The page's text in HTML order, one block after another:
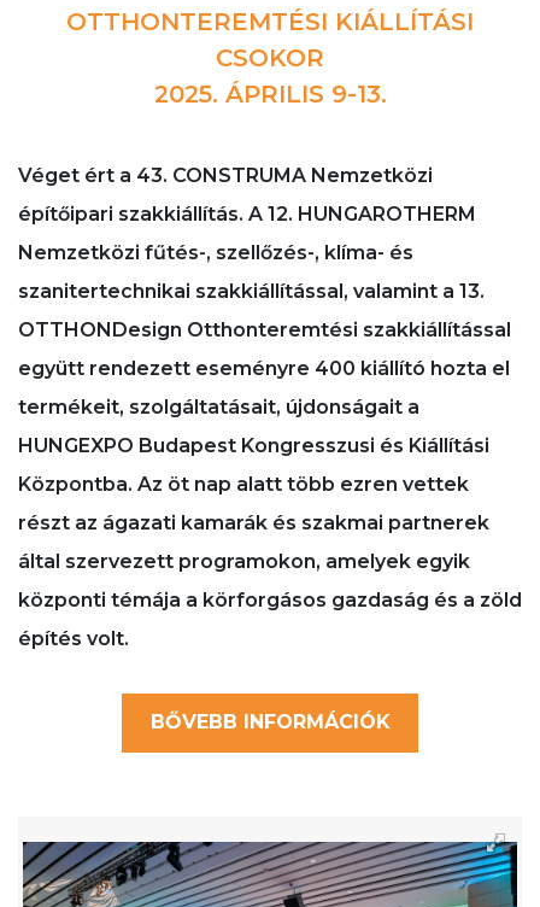
OTTHONTEREMTÉSI KIÁLLÍTÁSI
CSOKOR
2025. ÁPRILIS 9-13.
Véget ért a 43. CONSTRUMA Nemzetközi
építőipari szakkiállítás. A 12. HUNGAROTHERM
Nemzetközi fűtés-, szellőzés-, klíma- és
szanitertechnikai szakkiállítással, valamint a 13.
OTTHONDesign Otthonteremtési szakkiállítással
együtt rendezett eseményre 400 kiállító hozta el
termékeit, szolgáltatásait, újdonságait a
HUNGEXPO Budapest Kongresszusi és Kiállítási
Központba. Az öt nap alatt több ezren vettek
részt az ágazati kamarák és szakmai partnerek
által szervezett programokon, amelyek egyik
központi témája a körforgásos gazdaság és a zöld
építés volt.
BŐVEBB INFORMÁCIÓK